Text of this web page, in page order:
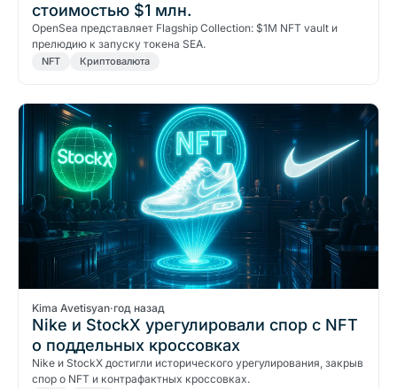
стоимостью $1 млн.
OpenSea представляет Flagship Collection: $1M NFT vault и
прелюдию к запуску токена SEA.
NFT Криптовалюта
Kima Avetisyan·год назад
Nike и StockX урегулировали спор с NFT
о поддельных кроссовках
Nike и StockX достигли исторического урегулирования, закрыв
спор о NFT и контрафактных кроссовках.